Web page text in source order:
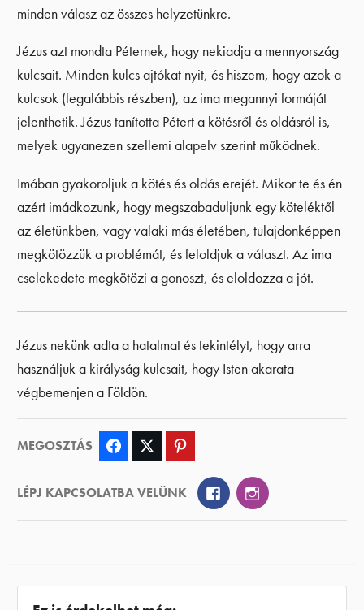
minden válasz az összes helyzetünkre.
Jézus azt mondta Péternek, hogy nekiadja a mennyország
kulcsait. Minden kulcs ajtókat nyit, és hiszem, hogy azok a
kulcsok (legalábbis részben), az ima megannyi formáját
jelenthetik. Jézus tanította Pétert a kötésről és oldásról is,
melyek ugyanezen szellemi alapelv szerint működnek.
Imában gyakoroljuk a kötés és oldás erejét. Mikor te és én
azért imádkozunk, hogy megszabaduljunk egy köteléktől
az életünkben, vagy valaki más életében, tulajdonképpen
megkötözzük a problémát, és feloldjuk a választ. Az ima
cselekedete megkötözi a gonoszt, és eloldozza a jót.
Jézus nekünk adta a hatalmat és tekintélyt, hogy arra
használjuk a királyság kulcsait, hogy Isten akarata
végbemenjen a Földön.
MEGOSZTÁS Facebook Twitter
LÉPJ KAPCSOLATBA VELÜNK FacebookInstagram